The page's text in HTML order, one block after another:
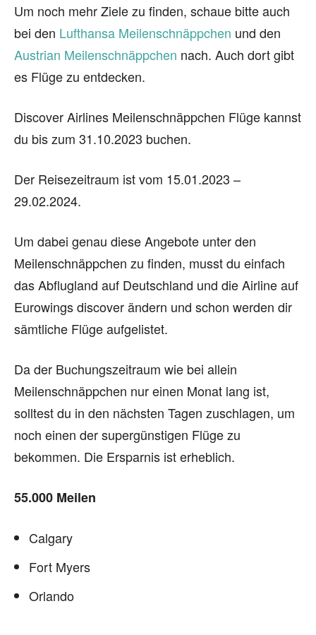
Um noch mehr Ziele zu finden, schaue bitte auch
bei den Lufthansa Meilenschnäppchen und den
Austrian Meilenschnäppchen nach. Auch dort gibt
es Flüge zu entdecken.
Discover Airlines Meilenschnäppchen Flüge kannst
du bis zum 31.10.2023 buchen.
Der Reisezeitraum ist vom 15.01.2023 –
29.02.2024.
Um dabei genau diese Angebote unter den
Meilenschnäppchen zu finden, musst du einfach
das Abflugland auf Deutschland und die Airline auf
Eurowings discover ändern und schon werden dir
sämtliche Flüge aufgelistet.
Da der Buchungszeitraum wie bei allein
Meilenschnäppchen nur einen Monat lang ist,
solltest du in den nächsten Tagen zuschlagen, um
noch einen der supergünstigen Flüge zu
bekommen. Die Ersparnis ist erheblich.
55.000 Meilen
Calgary
Fort Myers
Orlando